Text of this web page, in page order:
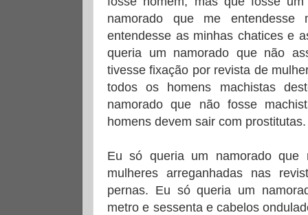
namorado que me entendesse
entendesse as minhas chatices e
queria um namorado que não
tivesse fixação por revista de
todos os homens machistas
namorado que não fosse
homens devem sair com prostitutas.
Eu só queria um namorado que
mulheres arreganhadas nas
pernas. Eu só queria um
metro e sessenta e cabelos